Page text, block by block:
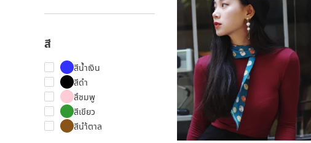
สี
สีน้ำเงิน
สีดำ
สึชมพู
สีเขียว
สีนำ้ตาล